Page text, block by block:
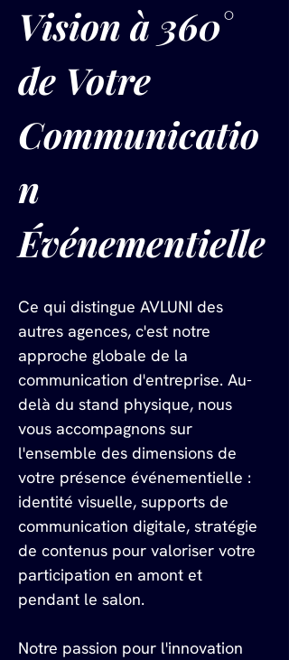
Vision à 360°
de Votre
Communicatio
n
Événementielle
Ce qui distingue AVLUNI des
autres agences, c'est notre
approche globale de la
communication d'entreprise. Au-
delà du stand physique, nous
vous accompagnons sur
l'ensemble des dimensions de
votre présence événementielle :
identité visuelle, supports de
communication digitale, stratégie
de contenus pour valoriser votre
participation en amont et
pendant le salon.
Notre passion pour l'innovation